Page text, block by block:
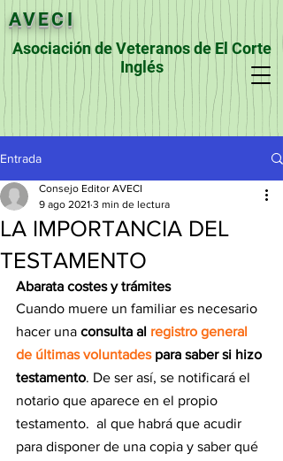
AVECI
Asociación de Veteranos de El Corte
Inglés
Entrada
LA IMPORTANCIA DEL
TESTAMENTO
Consejo Editor AVECI
9 ago 2021 3 min de lectura
Abarata costes y trámites
Cuando muere un familiar es necesario
hacer una consulta al registro general
de últimas voluntades para saber si hizo
testamento. De ser así, se notificará el
notario que aparece en el propio
testamento.  al que habrá que acudir
para disponer de una copia y saber qué